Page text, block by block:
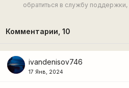
обратиться в службу
Комментарии, 10
ivandenisov746
17 Янв, 2024